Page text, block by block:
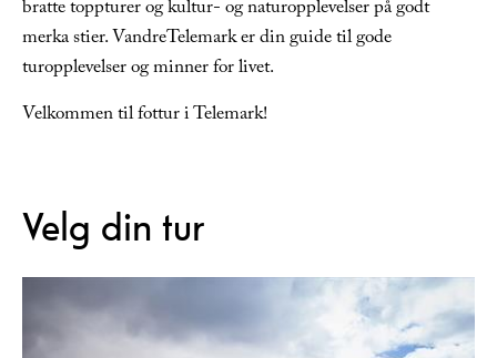
bratte toppturer og kultur- og naturopplevelser på godt
merka stier. VandreTelemark er din guide til gode
turopplevelser og minner for livet.
Velkommen til fottur i Telemark!
Velg din tur